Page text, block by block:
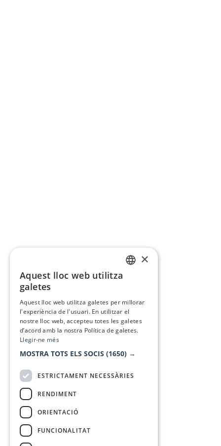
×
Aquest lloc web utilitza
galetes
Aquest lloc web utilitza galetes per millorar
l'experiència de l'usuari. En utilitzar el
nostre lloc web, accepteu totes les galetes
d’acord amb la nostra Política de galetes.
Llegir-ne més
MOSTRA TOTS ELS SOCIS (1650) →
ESTRICTAMENT NECESSÀRIES
RENDIMENT
ORIENTACIÓ
FUNCIONALITAT